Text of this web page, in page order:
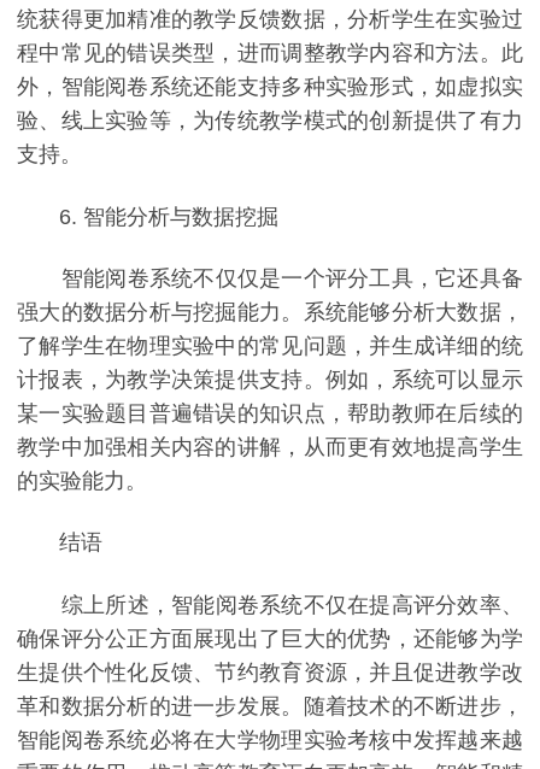
统获得更加精准的教学反馈数据，分析学生在实验过
程中常见的错误类型，进而调整教学内容和方法。此
外，智能阅卷系统还能支持多种实验形式，如虚拟实
验、线上实验等，为传统教学模式的创新提供了有力
支持。
6. 智能分析与数据挖掘
智能阅卷系统不仅仅是一个评分工具，它还具备
强大的数据分析与挖掘能力。系统能够分析大数据，
了解学生在物理实验中的常见问题，并生成详细的统
计报表，为教学决策提供支持。例如，系统可以显示
某一实验题目普遍错误的知识点，帮助教师在后续的
教学中加强相关内容的讲解，从而更有效地提高学生
的实验能力。
结语
综上所述，智能阅卷系统不仅在提高评分效率、
确保评分公正方面展现出了巨大的优势，还能够为学
生提供个性化反馈、节约教育资源，并且促进教学改
革和数据分析的进一步发展。随着技术的不断进步，
智能阅卷系统必将在大学物理实验考核中发挥越来越